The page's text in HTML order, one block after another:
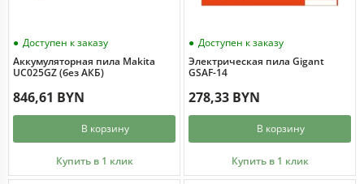
Доступен к заказу
Аккумуляторная пила Makita
UC025GZ (без АКБ)
846,61 BYN
В корзину
Купить в 1 клик
Доступен к заказу
Электрическая пила Gigant
GSAF-14
278,33 BYN
В корзину
Купить в 1 клик